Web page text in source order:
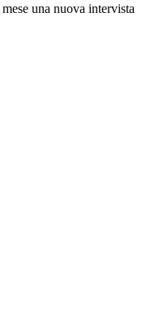
una nuova intervista